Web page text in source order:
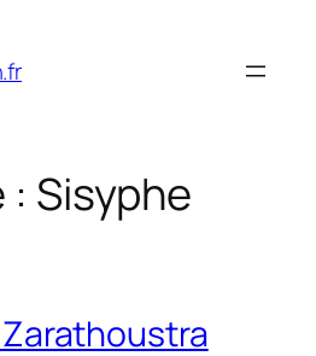
Sisyphe